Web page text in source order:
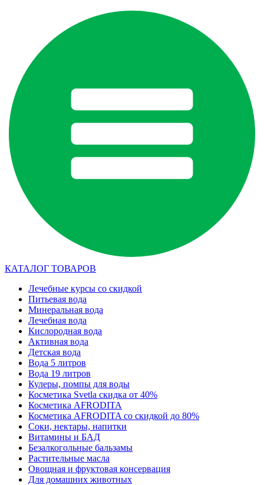
КАТАЛОГ ТОВАРОВ
Лечебные курсы со скидкой
Питьевая вода
Минеральная вода
Лечебная вода
Кислородная вода
Активная вода
Детская вода
Вода 5 литров
Вода 19 литров
Кулеры, помпы для воды
Косметика Svetla скидка от 40%
Косметика AFRODITA
Косметика AFRODITA со скидкой до 80%
Соки, нектары, напитки
Витамины и БАД
Безалкогольные бальзамы
Растительные масла
Овощная и фруктовая консервация
Для домашних животных